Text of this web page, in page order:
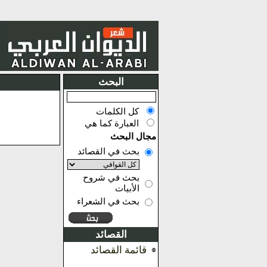
البحث
كل الكلمات
العبارة كما هي
مجال البحث
بحث في القصائد
بحث في شروح
الأبيات
بحث في الشعراء
القصائد
قائمة القصائد